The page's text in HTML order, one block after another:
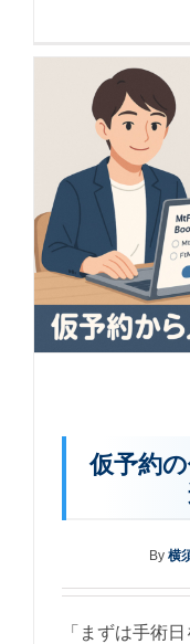
仮予約
By 横
「まずは手術